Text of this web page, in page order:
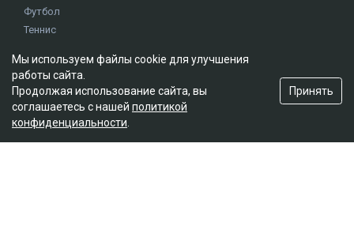
Футбол
Теннис
Хоккей
Истории
Олимпиада
Мы используем файлы cookie для улучшения
работы сайта.
Продолжая использование сайта, вы
соглашаетесь с нашей политикой
конфиденциальности
Принять